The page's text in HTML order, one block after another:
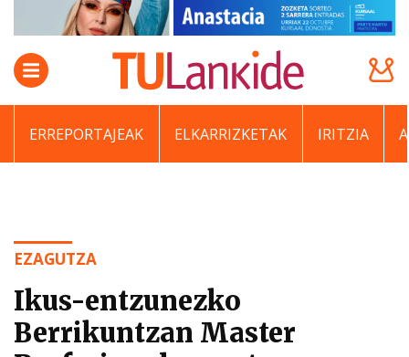
ERREPORTAJEAK ELKARRIZKETAK IRITZIA
EZAGUTZA
Ikus-entzunezko
Berrikuntzan Master